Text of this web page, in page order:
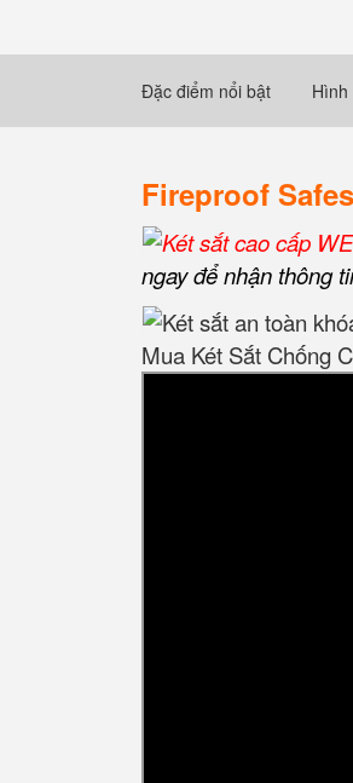
Đặc điểm nổi bật Hình
Fireproof
ngay để nhận thông
Mua Két Sắt Chống